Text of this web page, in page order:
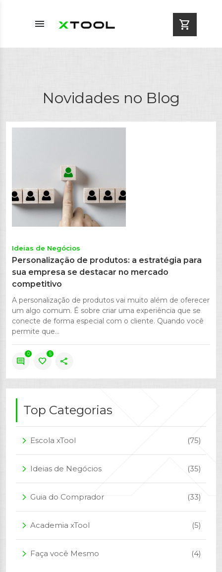
menu shopping_cart
Novidades no Blog
Ideias de Negócios
Personalização de produtos: a estratégia para
sua empresa se destacar no mercado
competitivo
A personalização de produtos vai muito além de oferecer
um algo comum. É sobre criar uma experiência que se
conecte de forma especial com o cliente. Quando você
permite que...
comment
0
favorite
5
share
Top Categorias
arrow_forward_ios Escola xTool (75)
arrow_forward_ios Ideias de Negócios (35)
arrow_forward_ios Guia do Comprador (33)
arrow_forward_ios Academia xTool (5)
arrow_forward_ios Faça você Mesmo (4)